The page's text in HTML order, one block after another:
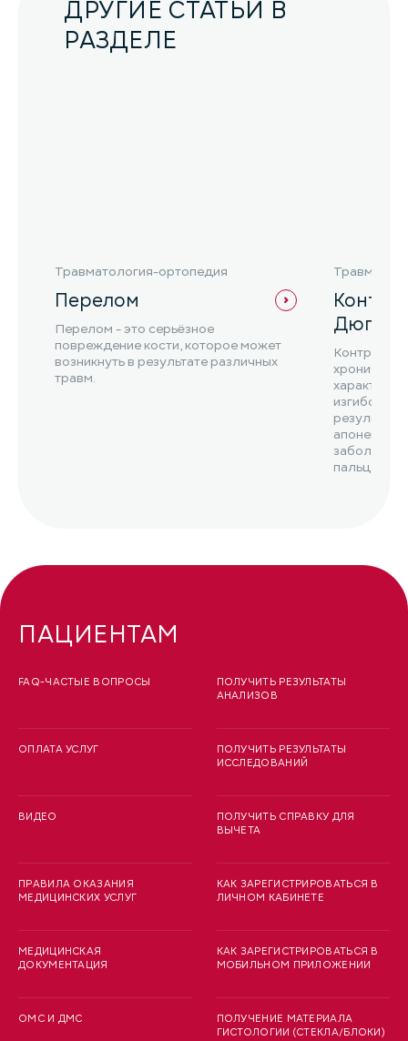
ДРУГИЕ СТАТЬИ В
РАЗДЕЛЕ
Травматология-ортопедия
Перелом
Перелом - это серьёзное
повреждение кости, которое может
возникнуть в результате различных
травм.
изгибом
пальцевая
ПАЦИЕНТАМ
FAQ-ЧАСТЫЕ ВОПРОСЫ
ОПЛАТА УСЛУГ
ВИДЕО
ПРАВИЛА ОКАЗАНИЯ
МЕДИЦИНСКИХ УСЛУГ
МЕДИЦИНСКАЯ
ДОКУМЕНТАЦИЯ
ОМС И ДМС
ПОЛУЧИТЬ РЕЗУЛЬТАТЫ
АНАЛИЗОВ
ПОЛУЧИТЬ РЕЗУЛЬТАТЫ
ИССЛЕДОВАНИЙ
ПОЛУЧИТЬ СПРАВКУ ДЛЯ
ВЫЧЕТА
КАК ЗАРЕГИСТРИРОВАТЬСЯ В
ЛИЧНОМ КАБИНЕТЕ
КАК ЗАРЕГИСТРИРОВАТЬСЯ В
МОБИЛЬНОМ ПРИЛОЖЕНИИ
ПОЛУЧЕНИЕ МАТЕРИАЛА
ГИСТОЛОГИИ (СТЕКЛА/БЛОКИ)